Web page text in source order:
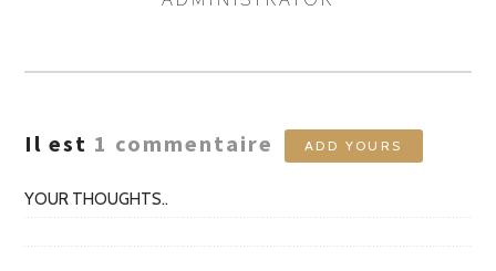
AUTEURS
Il est 1 commentaire ADD YOURS